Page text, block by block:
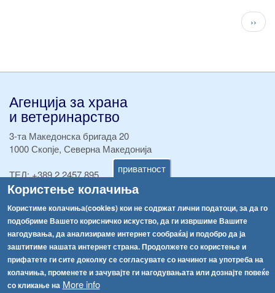
приватност
Користење колачиња
Користиме колачиња(cookies) кои не содржат лични податоци, за да го
подобриме Вашето корисничко искуство, да ги извршиме Вашите
нагодувања, да анализираме интернет сообраќај и подобро да ја
заштитиме нашата интернет страна. Продолжете со користење и
прифатете ги сите доколку се согласувате со начинот на употреба на
колачиња, променете и зачувајте ги нагодувањата или дознајте повеќе
со кликање на More info
››
Агенција за храна
и ветеринарство
3-та Македонска бригада 20
1000 Скопје, Северна Македонија
ТЕЛ:+389 2 2457 895
ТЕЛ:+389 2 2457 873
Факс:
Факс:+389 2 2457 871
info@fva.gov.mk
[АХВ-претходна страна]
Соопштенија
Република Бугарија ги засили официјалните контроли при увоз на свежо овошје и зеленчук
Навигација